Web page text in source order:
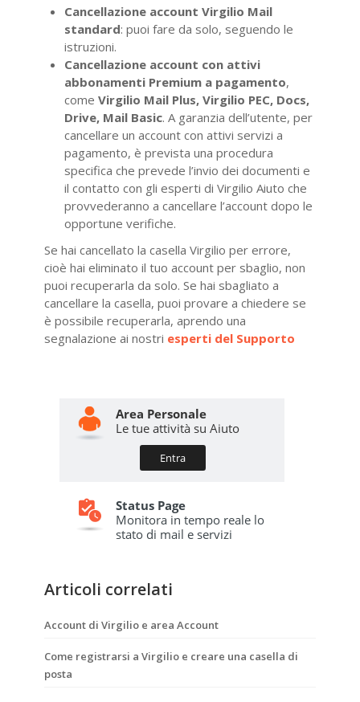
Cancellazione account Virgilio Mail
standard: puoi fare da solo, seguendo le
istruzioni.
Cancellazione account con attivi
abbonamenti Premium a pagamento,
come Virgilio Mail Plus, Virgilio PEC, Docs,
Drive, Mail Basic. A garanzia dell’utente, per
cancellare un account con attivi servizi a
pagamento, è prevista una procedura
specifica che prevede l’invio dei documenti e
il contatto con gli esperti di Virgilio Aiuto che
provvederanno a cancellare l’account dopo le
opportune verifiche.
Se hai cancellato la casella Virgilio per errore,
cioè hai eliminato il tuo account per sbaglio, non
puoi recuperarla da solo. Se hai sbagliato a
cancellare la casella, puoi provare a chiedere se
è possibile recuperarla, aprendo una
segnalazione ai nostri esperti del Supporto
Articoli correlati
Account di Virgilio e area Account
Come registrarsi a Virgilio e creare una casella di
posta